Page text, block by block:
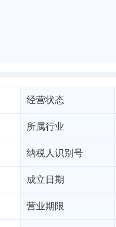
经营状态
所属行业
纳税人识别号
成立日期
营业期限